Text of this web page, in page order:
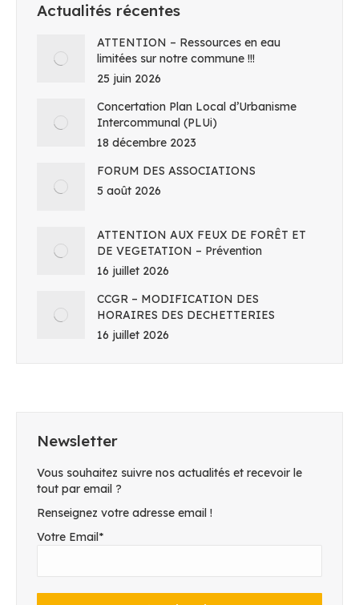
Actualités récentes
ATTENTION – Ressources en eau
limitées sur notre commune !!!
25 juin 2026
Concertation Plan Local d’Urbanisme
Intercommunal (PLUi)
18 décembre 2023
FORUM DES ASSOCIATIONS
5 août 2026
ATTENTION AUX FEUX DE FORÊT ET
DE VEGETATION – Prévention
16 juillet 2026
CCGR – MODIFICATION DES
HORAIRES DES DECHETTERIES
16 juillet 2026
Newsletter
Vous souhaitez suivre nos actualités et recevoir le
tout par email ?
Renseignez votre adresse email !
Votre Email*